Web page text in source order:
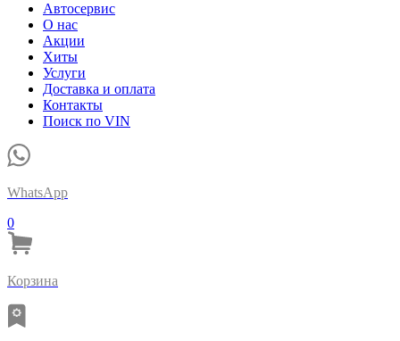
Автосервис
О нас
Акции
Хиты
Услуги
Доставка и оплата
Контакты
Поиск по VIN
WhatsApp
0
Корзина